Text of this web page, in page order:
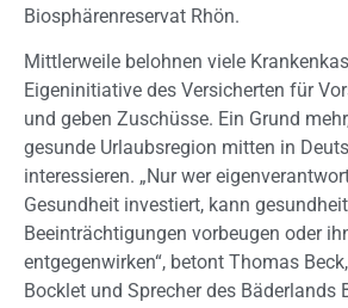
Biosphärenreservat Rhön.
Mittlerweile belohnen viele
Eigeninitiative des Versicherten für
und geben Zuschüsse. Ein Grund
gesunde Urlaubsregion mitten in
interessieren. „Nur wer
Gesundheit investiert, kann
Beeinträchtigungen vorbeugen oder
entgegenwirken“, betont Thomas
Bocklet und Sprecher des Bäderlands